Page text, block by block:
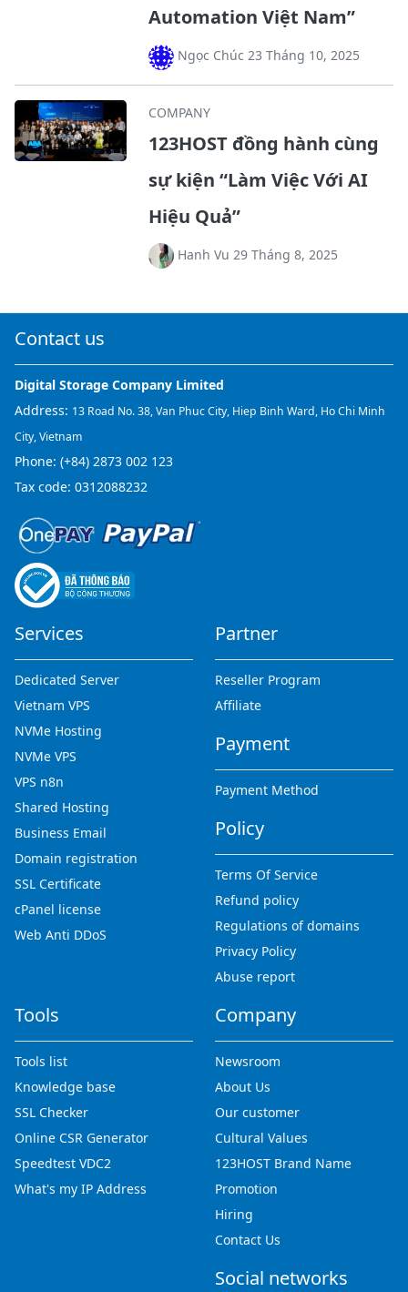
Automation Việt Nam”
Ngọc Chúc 23 Tháng 10, 2025
COMPANY
123HOST đồng hành cùng
sự kiện “Làm Việc Với AI
Hiệu Quả”
Hanh Vu 29 Tháng 8, 2025
Contact us
Digital Storage Company Limited
Address: 13 Road No. 38, Van Phuc City, Hiep Binh Ward, Ho Chi Minh
City, Vietnam
Phone: (+84) 2873 002 123
Tax code: 0312088232
Services
Dedicated Server
Vietnam VPS
NVMe Hosting
NVMe VPS
VPS n8n
Shared Hosting
Business Email
Domain registration
SSL Certificate
cPanel license
Web Anti DDoS
Partner
Reseller Program
Affiliate
Payment
Payment Method
Policy
Terms Of Service
Refund policy
Regulations of domains
Privacy Policy
Abuse report
Tools
Tools list
Knowledge base
SSL Checker
Online CSR Generator
Speedtest VDC2
What's my IP Address
Company
Newsroom
About Us
Our customer
Cultural Values
123HOST Brand Name
Promotion
Hiring
Contact Us
Social networks